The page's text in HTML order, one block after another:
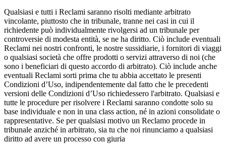
Qualsiasi e tutti i Reclami saranno risolti mediante arbitrato
vincolante, piuttosto che in tribunale, tranne nei casi in cui il
richiedente può individualmente rivolgersi ad un tribunale per
controversie di modesta entità, se ne ha diritto. Ciò include eventuali
Reclami nei nostri confronti, le nostre sussidiarie, i fornitori di viaggi
o qualsiasi società che offre prodotti o servizi attraverso di noi (che
sono i beneficiari di questo accordo di arbitrato). Ciò include anche
eventuali Reclami sorti prima che tu abbia accettato le presenti
Condizioni d’Uso, indipendentemente dal fatto che le precedenti
versioni delle Condizioni d’Uso richiedessero l'arbitrato. Qualsiasi e
tutte le procedure per risolvere i Reclami saranno condotte solo su
base individuale e non in una class action, né in azioni consolidate o
rappresentative. Se per qualsiasi motivo un Reclamo procede in
tribunale anziché in arbitrato, sia tu che noi rinunciamo a qualsiasi
diritto ad avere un processo con giuria